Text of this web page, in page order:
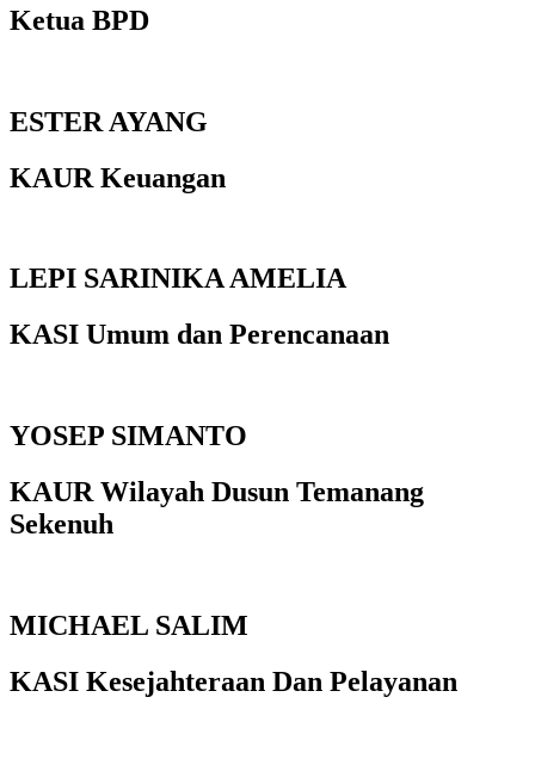
Ketua BPD
ESTER AYANG
KAUR Keuangan
LEPI SARINIKA AMELIA
KASI Umum dan Perencanaan
YOSEP SIMANTO
KAUR Wilayah Dusun Temanang
Sekenuh
MICHAEL SALIM
KASI Kesejahteraan Dan Pelayanan